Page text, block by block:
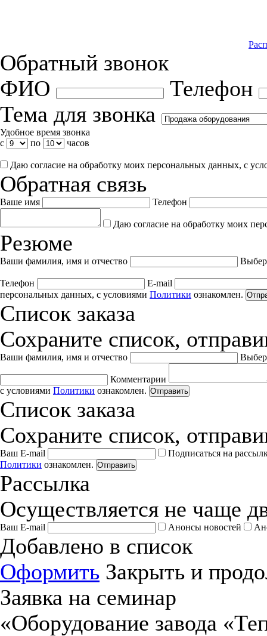
Обратный звонок
ФИО
Телефон
Тема для звонка
Удобное время звонка
с
по часов
Даю согласие на обработку моих персональных данных, с
Обратная связь
Ваше имя Телефон
Даю согласие на обработку моих
Резюме
Ваши фамилия, имя и отчество
Телефон
E-mail
персональных данных, с условиями Политики ознакомлен.
Список заказа
Сохраните список,
Ваши фамилия, имя и отчество
Комментарии
с условиями Политики ознакомлен. Отправить
Список заказа
Сохраните список,
Ваш E-mail
Подписаться на
Политики ознакомлен. Отправить
Рассылка
Осуществляется не чаще
Ваш E-mail Анонсы новостей
Добавлено в список
Оформить Закрыть и
Заявка на семинар
«Оборудование завода